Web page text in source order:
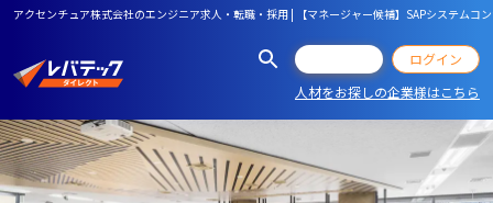
アクセンチュア株式会社のエンジニア求人・転職・採用 | 【マネージャー候補】SAPシステムコ
ログイン
人材をお探しの企業様はこちら